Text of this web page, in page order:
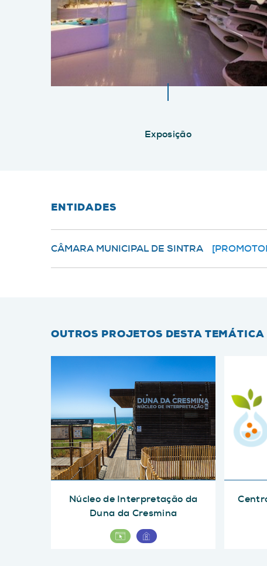
Exposição
ENTIDADES
CÂMARA MUNICIPAL DE SINTRA
OUTROS PROJETOS DESTA TEMÁTICA
Núcleo de Interpretação da
Duna da Cresmina